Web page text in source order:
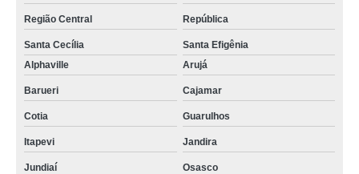
Região Central República
Santa Cecília
Santa Efigênia
Alphaville
Arujá
Barueri Cajamar
Cotia Guarulhos
Itapevi Jandira
Jundiaí Osasco